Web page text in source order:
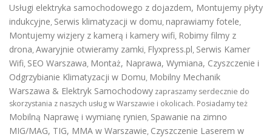
Usługi elektryka samochodowego z dojazdem, Montujemy płyty
indukcyjne, Serwis klimatyzacji w domu, naprawiamy fotele,
Montujemy wizjery z kamerą i kamery wifi, Robimy filmy z
drona, Awaryjnie otwieramy zamki, Flyxpress.pl, Serwis Kamer
Wifi, SEO Warszawa, Montaż, Naprawa, Wymiana, Czyszczenie i
Odgrzybianie Klimatyzacji w Domu, Mobilny Mechanik
Warszawa & Elektryk Samochodowy zapraszamy serdecznie do
skorzystania z naszych usług w Warszawie i okolicach. Posiadamy też
Mobilną Naprawę i wymianę rynien, Spawanie na zimno
MIG/MAG, TIG, MMA w Warszawie, Czyszczenie Laserem w